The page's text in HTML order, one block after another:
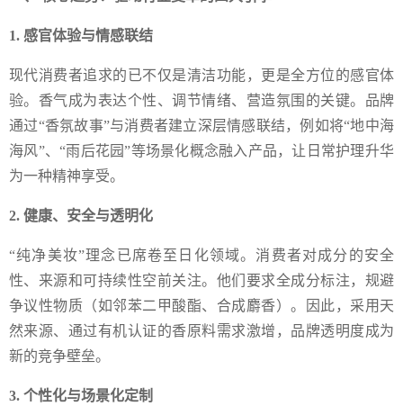
1. 感官体验与情感联结
现代消费者追求的已不仅是清洁功能，更是全方位的感官体
验。香气成为表达个性、调节情绪、营造氛围的关键。品牌
通过“香氛故事”与消费者建立深层情感联结，例如将“地中海
海风”、“雨后花园”等场景化概念融入产品，让日常护理升华
为一种精神享受。
2. 健康、安全与透明化
“纯净美妆”理念已席卷至日化领域。消费者对成分的安全
性、来源和可持续性空前关注。他们要求全成分标注，规避
争议性物质（如邻苯二甲酸酯、合成麝香）。因此，采用天
然来源、通过有机认证的香原料需求激增，品牌透明度成为
新的竞争壁垒。
3. 个性化与场景化定制